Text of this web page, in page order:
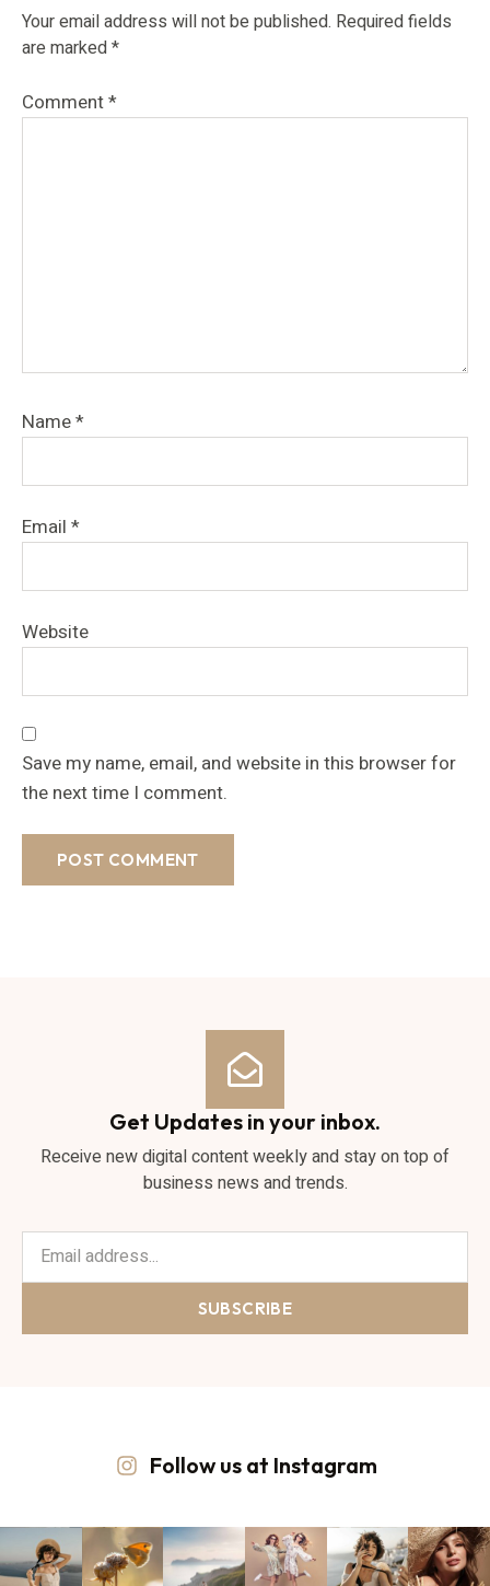
Your email address will not be published. Required fields
are marked*
Comment*
Name*
Email *
Website
Save my name, email, and website in this browser for
the next time I comment.
Get Updates in your inbox.
Receive new digital content weekly and stay on top of
business news and trends.
SUBSCRIBE
Follow us at Instagram